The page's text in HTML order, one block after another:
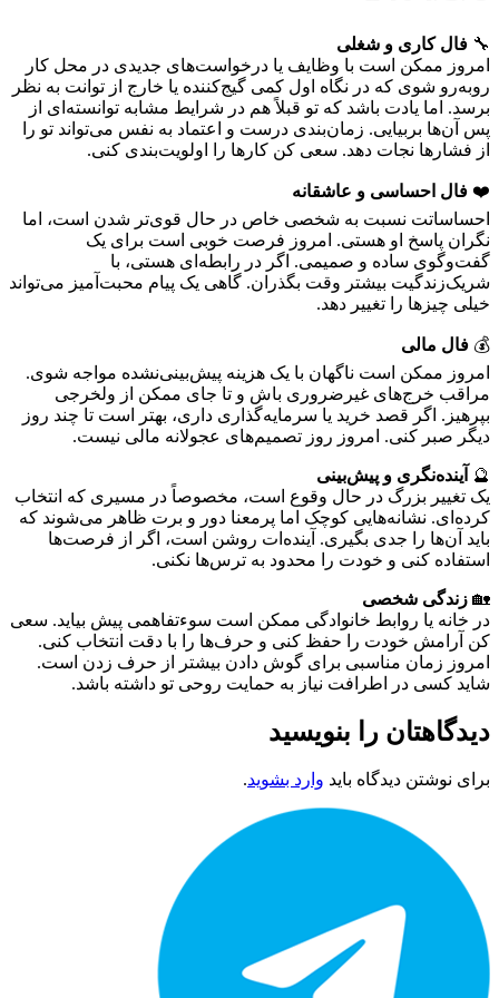
و شغلی
است با وظایف یا درخواست‌های جدیدی در محل کار
که در نگاه اول کمی گیج‌کننده یا خارج از توانت به نظر
باشد که تو قبلاً هم در شرایط مشابه توانسته‌ای از
زمان‌بندی درست و اعتماد به نفس می‌تواند تو را
دهد. سعی کن کارها را اولویت‌بندی کنی.
و عاشقانه
نسبت به شخصی خاص در حال قوی‌تر شدن است، اما
او هستی. امروز فرصت خوبی است برای یک
و صمیمی. اگر در رابطه‌ای هستی، با
بیشتر وقت بگذران. گاهی یک پیام محبت‌آمیز می‌تواند
تغییر دهد.
است ناگهان با یک هزینه پیش‌بینی‌نشده مواجه شوی.
غیرضروری باش و تا جای ممکن از ولخرجی
قصد خرید یا سرمایه‌گذاری داری، بهتر است تا چند روز
امروز روز تصمیم‌های عجولانه مالی نیست.
و پیش‌بینی
در حال وقوع است، مخصوصاً در مسیری که انتخاب
کوچک اما پرمعنا دور و برت ظاهر می‌شوند که
جدی بگیری. آینده‌ات روشن است، اگر از فرصت‌ها
و خودت را محدود به ترس‌ها نکنی.
شخصی
روابط خانوادگی ممکن است سوءتفاهمی پیش بیاید. سعی
را حفظ کنی و حرف‌ها را با دقت انتخاب کنی.
مناسبی برای گوش دادن بیشتر از حرف زدن است.
اطرافت نیاز به حمایت روحی تو داشته باشد.
را بنویسید
بایدوارد بشوید.